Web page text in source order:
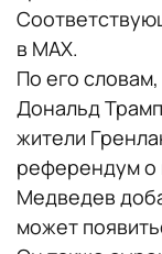
в MAX.
По его
Дональд
жители
референдум о
Медведев
может